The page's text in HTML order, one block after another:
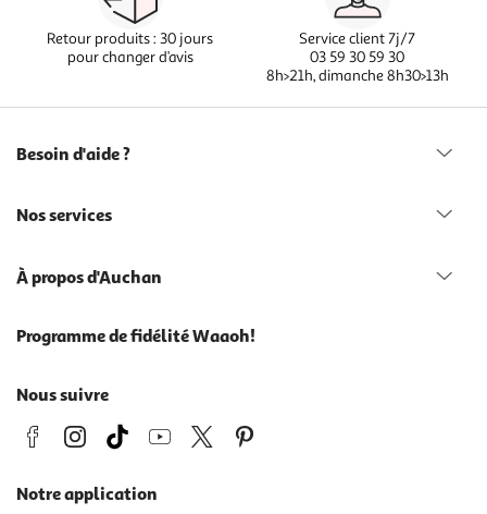
Retour produits : 30 jours
pour changer d’avis
Service client 7j/7
03 59 30 59 30
8h>21h, dimanche 8h30>13h
Besoin d'aide ?
Nos services
À propos d'Auchan
Programme de fidélité Waaoh!
Nous suivre
Notre application